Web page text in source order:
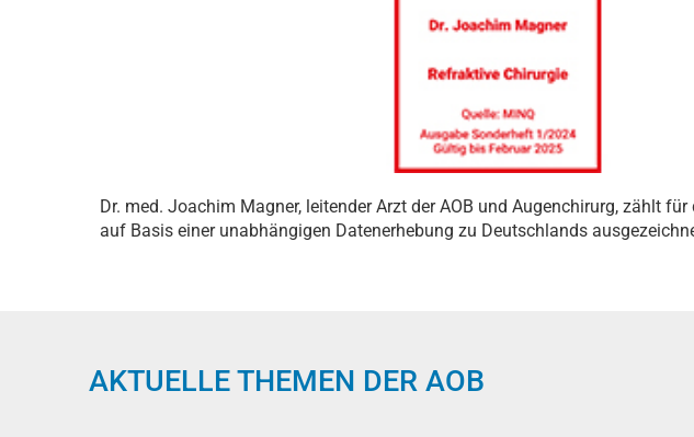
Dr. med. Joachim Magner, leitender Arzt der AOB und Augenchirurg, zählt für
auf Basis einer unabhängigen Datenerhebung zu Deutschlands
AKTUELLE THEMEN DER AOB